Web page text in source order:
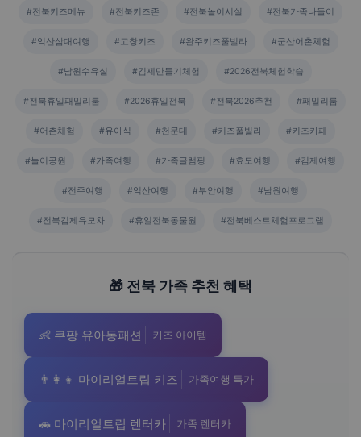
#전북키즈메뉴 #전북키즈존 #전북놀이시설 #전북가족나들이
#익산삼대여행 #고창키즈 #완주키즈풀빌라 #군산어촌체험
#남원수유실 #김제만들기체험 #2026전북체험학습
#전북휴일패밀리룸 #2026휴일전북 #전북2026추천 #패밀리룸
#어촌체험 #유아식 #천문대 #키즈풀빌라 #키즈카페
#놀이공원 #가족여행 #가족글램핑 #효도여행 #김제여행
#전주여행 #익산여행 #부안여행 #남원여행
#전북김제유모차 #휴일전북동물원 #전북베스트체험프로그램
🎁 전북 가족 추천 혜택
👶 쿠팡 유아동패션 키즈 아이템
👨‍👩‍👧 마이리얼트립 키즈 가족여행 특가
🚗 마이리얼트립 렌터카 가족 렌터카